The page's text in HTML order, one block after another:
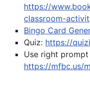
https://
classroom-
Bingo Card
Quiz: https://
Use right
https://mfbc.us/